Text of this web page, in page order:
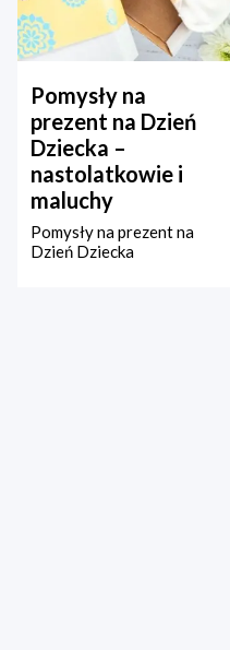
Pomysły na
prezent na Dzień
Dziecka –
nastolatkowie i
maluchy
Pomysły na prezent na
Dzień Dziecka